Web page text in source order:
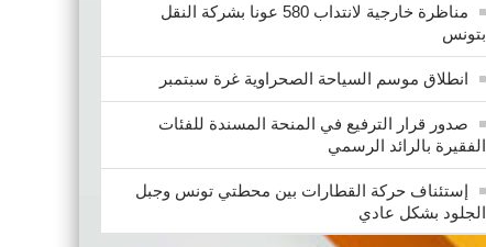
مناظرة خارجية لانتداب 580 عونا بشركة النقل
بتونس
انطلاق موسم السياحة الصحراوية غرة سبتمبر
صدور قرار الترفيع في المنحة المسندة للفئات
الفقيرة بالرائد الرسمي
إستئناف حركة القطارات بين محطتي تونس وجبل
الجلود بشكل عادي